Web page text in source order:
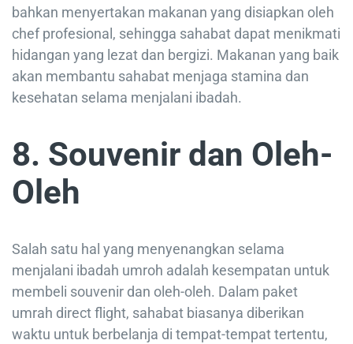
bahkan menyertakan makanan yang disiapkan oleh
chef profesional, sehingga sahabat dapat menikmati
hidangan yang lezat dan bergizi. Makanan yang baik
akan membantu sahabat menjaga stamina dan
kesehatan selama menjalani ibadah.
8. Souvenir dan Oleh-
Oleh
Salah satu hal yang menyenangkan selama
menjalani ibadah umroh adalah kesempatan untuk
membeli souvenir dan oleh-oleh. Dalam paket
umrah direct flight, sahabat biasanya diberikan
waktu untuk berbelanja di tempat-tempat tertentu,